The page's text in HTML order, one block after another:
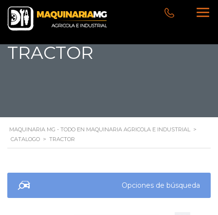
TRACTOR
MAQUINARIA MG - TODO EN MAQUINARIA AGRICOLA E INDUSTRIAL >
CATALOGO > TRACTOR
Opciones de búsqueda